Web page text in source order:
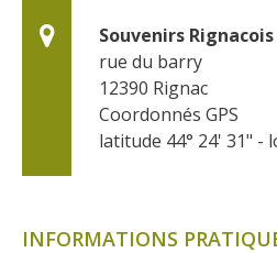
Souvenirs Rignacois
rue du barry
12390 Rignac
Coordonnés GPS
latitude 44° 24' 31" -
INFORMATIONS